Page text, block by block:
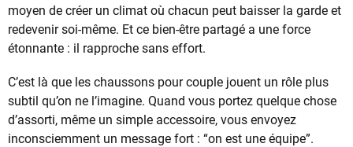
moyen de créer un climat où chacun peut baisser la garde et
redevenir soi-même. Et ce bien-être partagé a une force
étonnante : il rapproche sans effort.
C’est là que les chaussons pour couple jouent un rôle plus
subtil qu’on ne l’imagine. Quand vous portez quelque chose
d’assorti, même un simple accessoire, vous envoyez
inconsciemment un message fort : “on est une équipe”.